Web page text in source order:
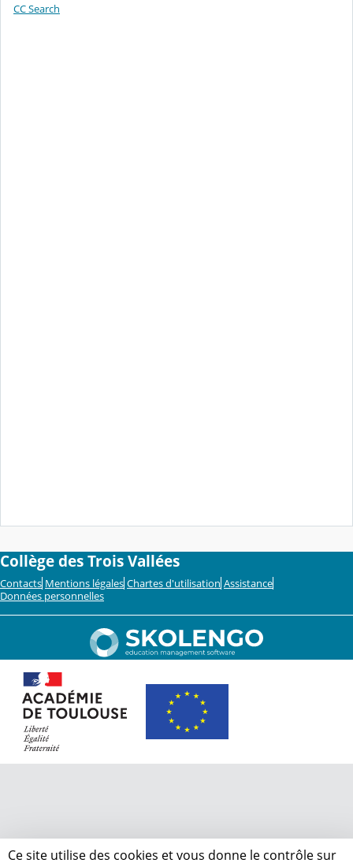
CC Search
Collège des Trois Vallées
Contacts Mentions légales Chartes d'utilisation Assistance
Données personnelles
Ce site utilise des cookies et vous donne le contrôle sur